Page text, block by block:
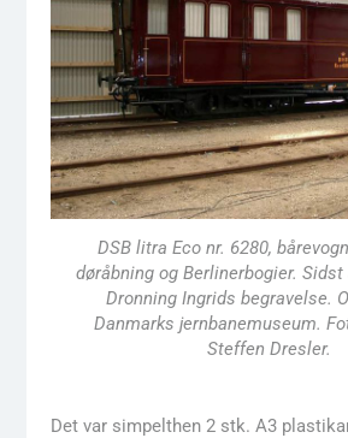
DSB litra Eco nr. 6280,
døråbning og Berlinerbogier.
Dronning Ingrids begravelse.
Danmarks jernbanemuseum.
Steffen Dresler.
Det var simpelthen 2 stk. A3